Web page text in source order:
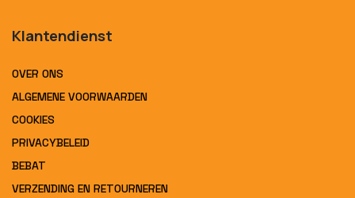
Klantendienst
OVER ONS
ALGEMENE VOORWAARDEN
COOKIES
PRIVACYBELEID
BEBAT
VERZENDING EN RETOURNEREN